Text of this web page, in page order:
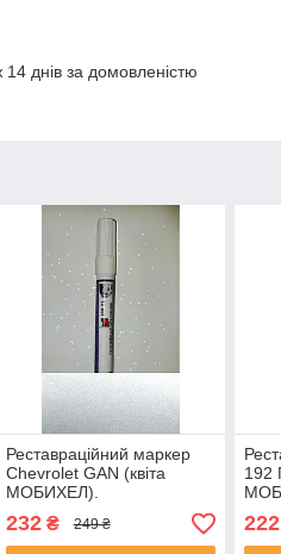
днів за домовленістю
Реставраційний маркер
Chevrolet GAN (квіта
МОБИХЕЛ).
232₴ 249 ₴
192
222